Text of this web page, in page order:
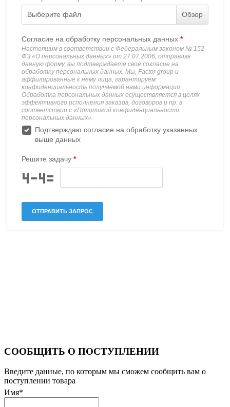
СООБЩИТЬ О ПОСТУПЛЕНИИ
Введите данные, по которым мы сможем сообщить вам о
поступлении товара
Имя*